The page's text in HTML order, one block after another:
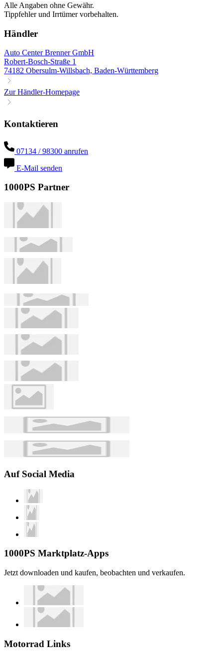
Alle Angaben ohne Gewähr.
Tippfehler und Irrtümer vorbehalten.
Händler
Auto Center Brenner GmbH
Robert-Bosch-Straße 1
74182 Obersulm-Willsbach, Baden-Württemberg
Zur Händler-Homepage
Kontaktieren
07134 / 98300 anrufen
E-Mail senden
1000PS Partner
Auf Social Media
1000PS Marktplatz-Apps
Jetzt downloaden und kaufen, beobachten und verkaufen.
Motorrad Links